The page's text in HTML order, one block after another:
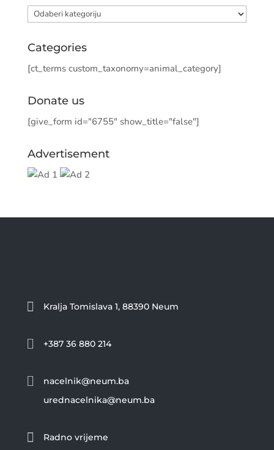
Kategorije
Categories
[ct_terms custom_taxonomy=animal_category]
Donate us
[give_form id="6755" show_title="false"]
Advertisement
 Kralja Tomislava 1, 88390 Neum
 +387 36 880 214

nacelnik@neum.ba
urednacelnika@neum.ba
 Radno vrijeme